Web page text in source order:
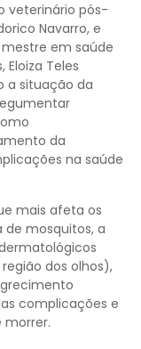
veterinário pós-
Navarro, e
em saúde
Teles
a situação da
da
na saúde
mais afeta os
de mosquitos, a
dos olhos),
complicações e
morrer.